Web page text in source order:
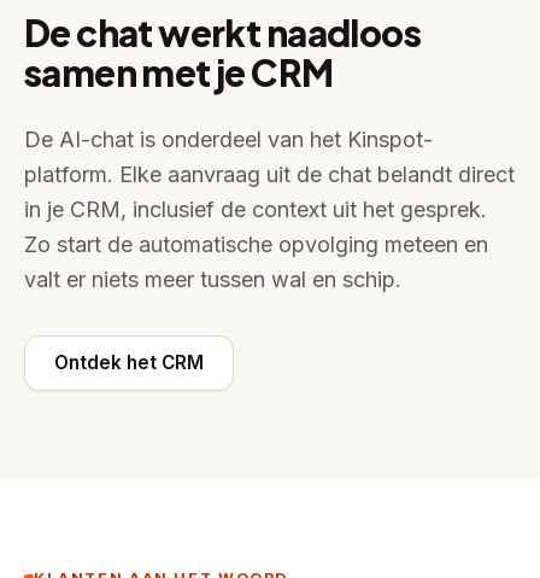
De chat werkt naadloos
samen met je CRM
De AI-chat is onderdeel van het Kinspot-
platform. Elke aanvraag uit de chat belandt direct
in je CRM, inclusief de context uit het gesprek.
Zo start de automatische opvolging meteen en
valt er niets meer tussen wal en schip.
Ontdek het CRM